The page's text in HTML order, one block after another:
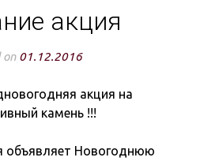
акция
on 01.12.2016
акция на
камень !!!
объявляет Новогоднюю